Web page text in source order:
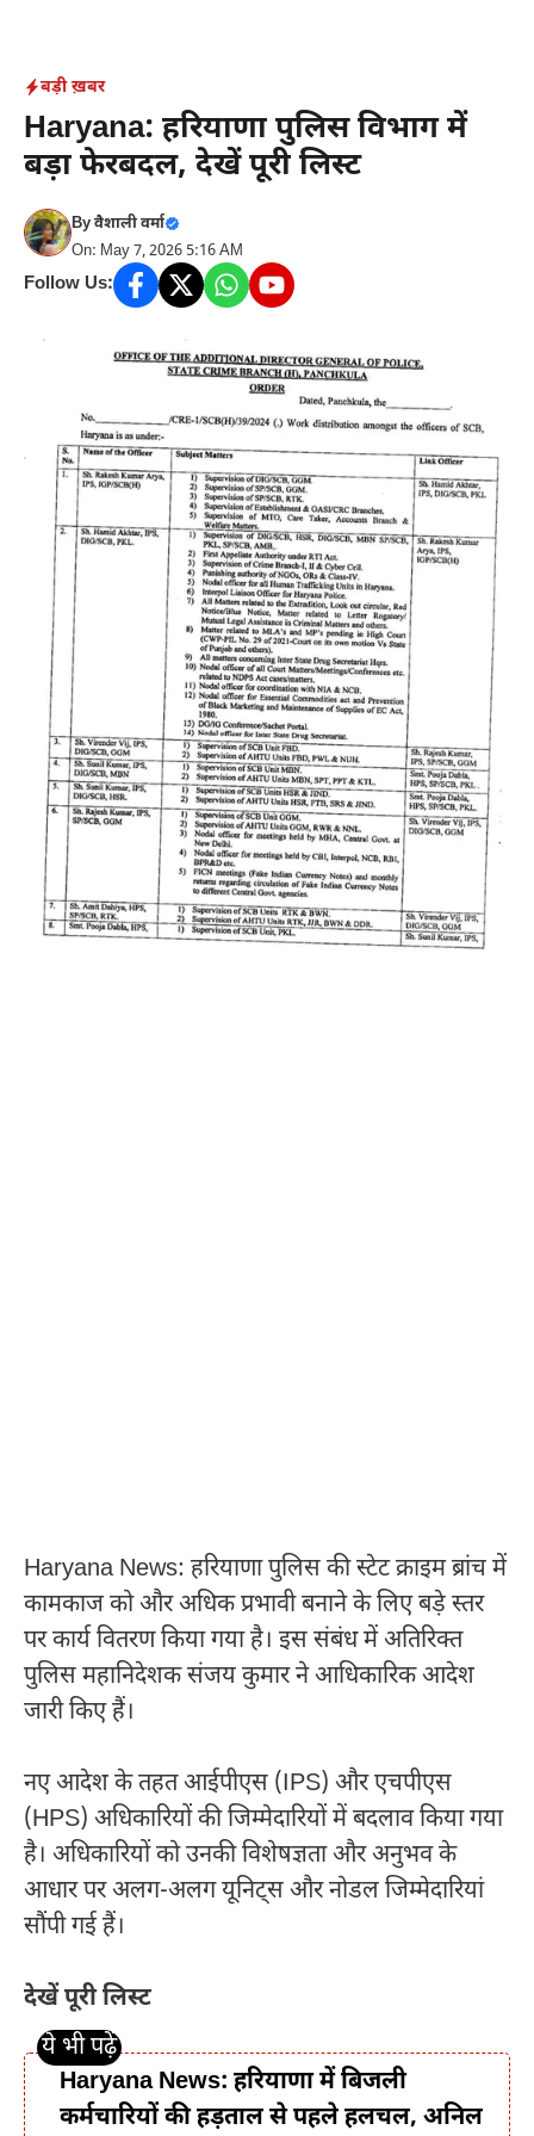
content
बड़ी ख़बर
Haryana: हरियाणा पुलिस विभाग में
बड़ा फेरबदल, देखें पूरी लिस्ट
Byवैशाली वर्मा
On: May 7, 2026 5:16 AM
Follow Us:
Haryana News: हरियाणा पुलिस की स्टेट क्राइम ब्रांच में
कामकाज को और अधिक प्रभावी बनाने के लिए बड़े स्तर
पर कार्य वितरण किया गया है। इस संबंध में अतिरिक्त
पुलिस महानिदेशक संजय कुमार ने आधिकारिक आदेश
जारी किए हैं।
नए आदेश के तहत आईपीएस (IPS) और एचपीएस
(HPS) अधिकारियों की जिम्मेदारियों में बदलाव किया गया
है। अधिकारियों को उनकी विशेषज्ञता और अनुभव के
आधार पर अलग-अलग यूनिट्स और नोडल जिम्मेदारियां
सौंपी गई हैं।
देखें पूरी लिस्ट
Haryana News: हरियाणा में बिजली
कर्मचारियों की हड़ताल से पहले हलचल, अनिल